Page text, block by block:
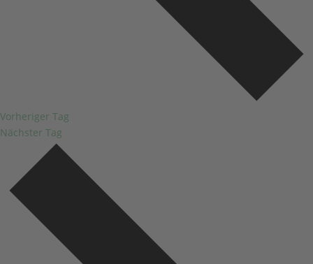
Vorheriger Tag
Nächster Tag